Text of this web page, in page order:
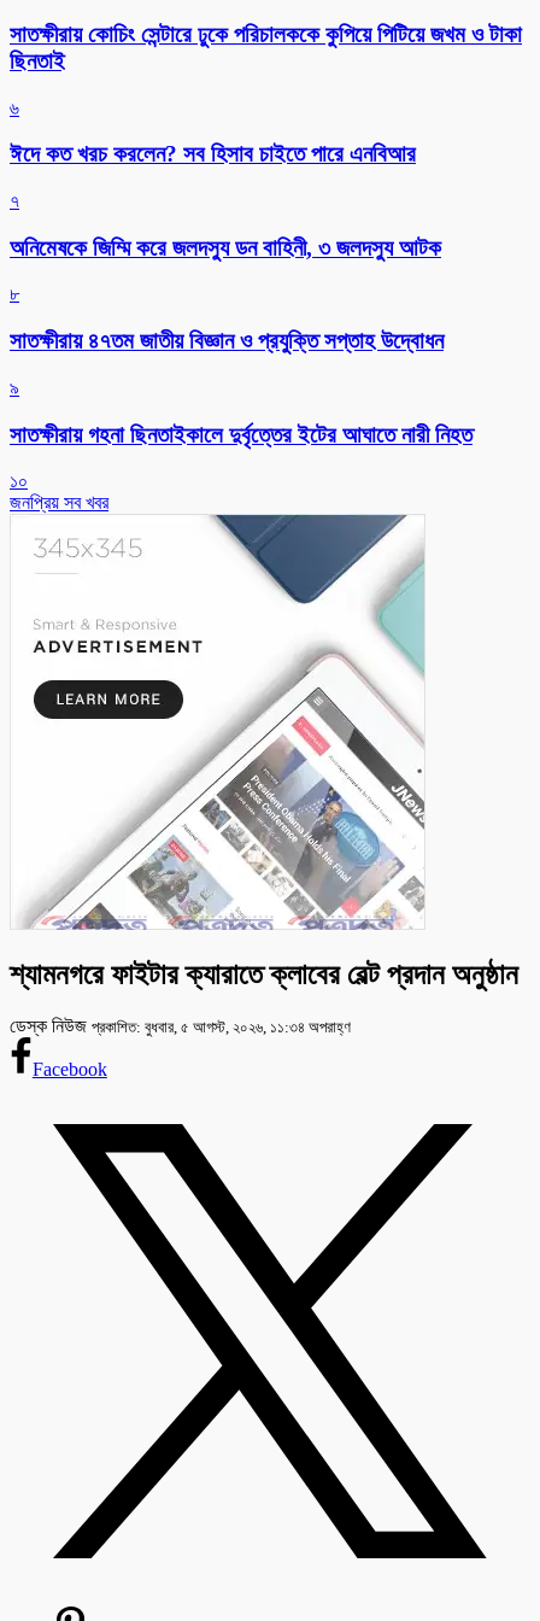
সাতক্ষীরায় কোচিং সেন্টারে ঢুকে পরিচালককে কুপিয়ে পিটিয়ে জখম ও টাকা
ছিনতাই
৬
ঈদে কত খরচ করলেন? সব হিসাব চাইতে পারে এনবিআর
৭
অনিমেষকে জিম্মি করে জলদস্যু ডন বাহিনী, ৩ জলদস্যু আটক
৮
সাতক্ষীরায় ৪৭তম জাতীয় বিজ্ঞান ও প্রযুক্তি সপ্তাহ উদ্বোধন
৯
সাতক্ষীরায় গহনা ছিনতাইকালে দুর্বৃত্তের ইটের আঘাতে নারী নিহত
১০
জনপ্রিয় সব খবর
শ্যামনগরে ফাইটার ক্যারাতে ক্লাবের বেল্ট প্রদান অনুষ্ঠান
ডেস্ক নিউজ প্রকাশিত: বুধবার, ৫ আগস্ট, ২০২৬, ১১:৩৪ অপরাহ্ণ
Facebook